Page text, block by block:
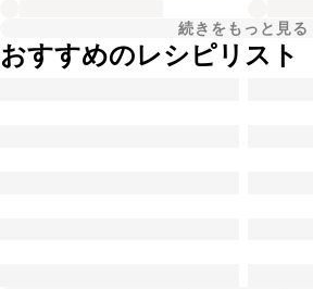
続きをもっと見る
おすすめのレシピリスト